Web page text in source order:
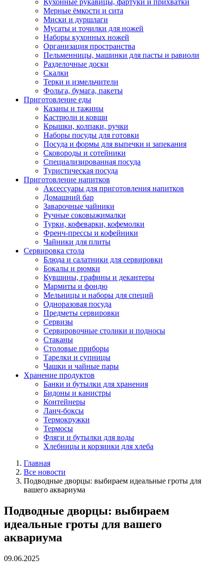
Кухонные рукавицы, фартуки и прихватки
Мерные ёмкости и сита
Миски и дуршлаги
Мусаты и точилки для ножей
Наборы кухонных ножей
Организация пространства
Пельменницы, машинки для пасты и равиоли
Разделочные доски
Скалки
Терки и измельчители
Фольга, бумага, пакеты
Приготовление еды
Казаны и тажины
Кастрюли и ковши
Крышки, колпаки, ручки
Наборы посуды для готовки
Посуда и формы для выпечки и запекания
Сковороды и сотейники
Специализированная посуда
Туристическая посуда
Приготовление напитков
Аксессуары для приготовления напитков
Домашний бар
Заварочные чайники
Ручные соковыжималки
Турки, кофеварки, кофемолки
Френч-прессы и кофейники
Чайники для плиты
Сервировка стола
Блюда и салатники для сервировки
Бокалы и рюмки
Кувшины, графины и декантеры
Мармиты и фондю
Мельницы и наборы для специй
Одноразовая посуда
Предметы сервировки
Сервизы
Сервировочные столики и подносы
Стаканы
Столовые приборы
Тарелки и супницы
Чашки и чайные пары
Хранение продуктов
Банки и бутылки для хранения
Бидоны и канистры
Контейнеры
Ланч-боксы
Термокружки
Термосы
Фляги и бутылки для воды
Хлебницы и корзинки для хлеба
Главная
Все новости
Подводные дворцы: выбираем идеальные гроты для
вашего аквариума
Подводные дворцы: выбираем
идеальные гроты для вашего
аквариума
09.06.2025